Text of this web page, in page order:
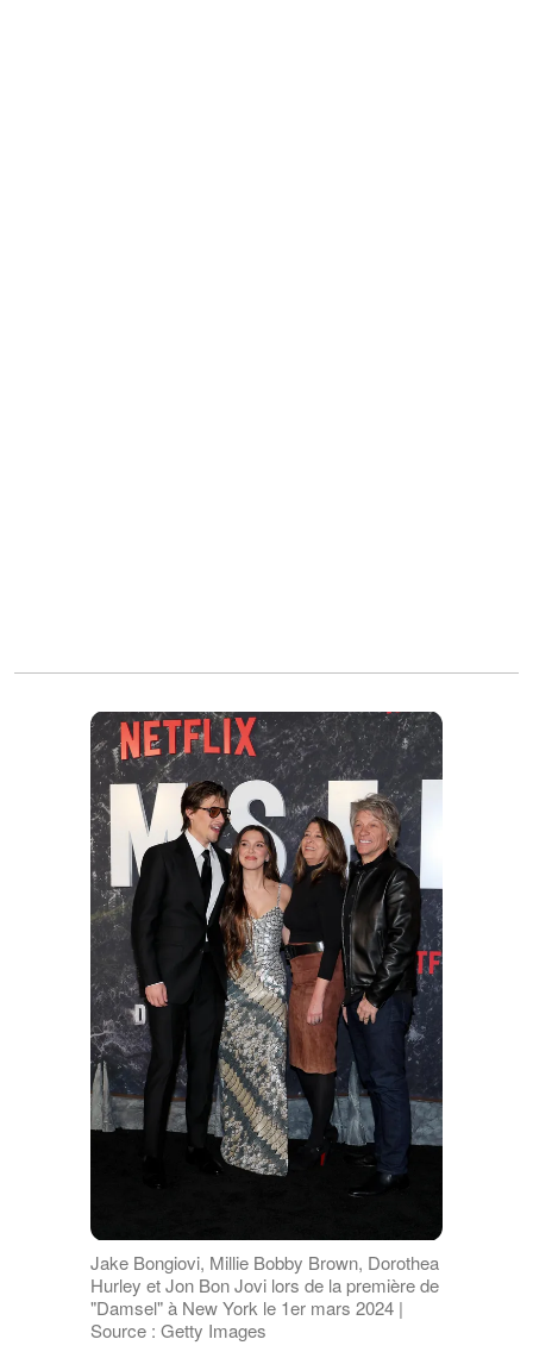
Jake Bongiovi, Millie Bobby Brown, Dorothea
Hurley et Jon Bon Jovi lors de la première de
"Damsel" à New York le 1er mars 2024 |
Source : Getty Images